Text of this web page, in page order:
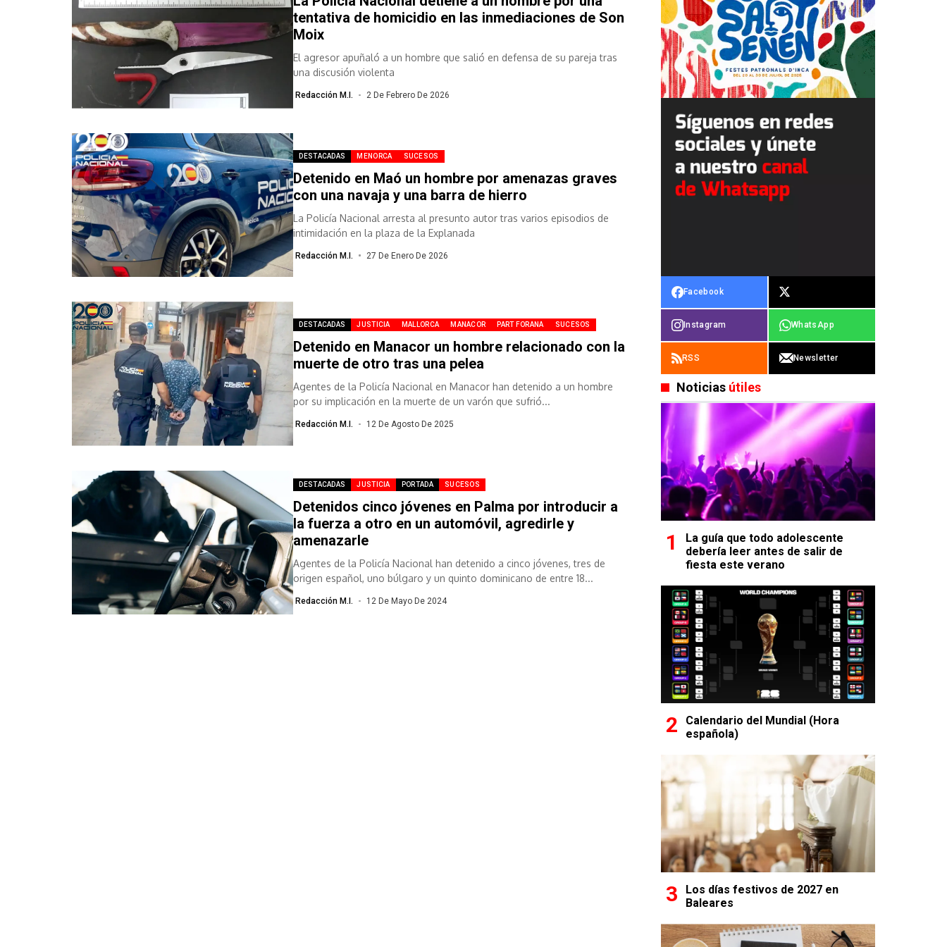
tentativa de homicidio en las inmediaciones de Son
Moix
El agresor apuñaló a un hombre que salió en defensa de su pareja tras
una discusión violenta
Redacción M.I. 2 De Febrero De 2026
DESTACADAS MENORCA SUCESOS
Detenido en Maó un hombre por amenazas graves
con una navaja y una barra de hierro
La Policía Nacional arresta al presunto autor tras varios episodios de
intimidación en la plaza de la Explanada
Redacción M.I. 27 De Enero De 2026
DESTACADAS JUSTICIA MALLORCA MANACOR PART FORANA SUCESOS
Detenido en Manacor un hombre relacionado con la
muerte de otro tras una pelea
Agentes de la Policía Nacional en Manacor han detenido a un hombre
por su implicación en la muerte de un varón que sufrió...
Redacción M.I. 12 De Agosto De 2025
DESTACADAS JUSTICIA PORTADA SUCESOS
Detenidos cinco jóvenes en Palma por introducir a
la fuerza a otro en un automóvil, agredirle y
amenazarle
Agentes de la Policía Nacional han detenido a cinco jóvenes, tres de
origen español, uno búlgaro y un quinto dominicano de entre 18...
Redacción M.I. 12 De Mayo De 2024
Facebook
Instagram WhatsApp
RSS Newsletter
Noticias útiles
La guía que todo adolescente
debería leer antes de salir de
fiesta este verano
Calendario del Mundial (Hora
española)
Los días festivos de 2027 en
Baleares